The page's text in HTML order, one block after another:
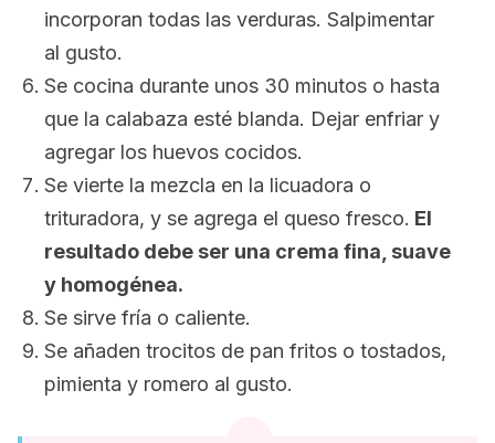
incorporan todas las verduras. Salpimentar
al gusto.
Se cocina durante unos 30 minutos o hasta
que la calabaza esté blanda. Dejar enfriar y
agregar los huevos cocidos.
Se vierte la mezcla en la licuadora o
trituradora, y se agrega el queso fresco. El
resultado debe ser una crema fina, suave
y homogénea.
Se sirve fría o caliente.
Se añaden trocitos de pan fritos o tostados,
pimienta y romero al gusto.